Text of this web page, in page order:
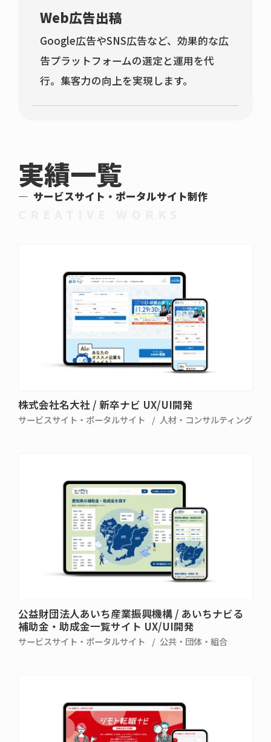
Web広告出稿
Google広告やSNS広告など、効果的な広
告プラットフォームの選定と運用を代
行。集客力の向上を実現します。
実績一覧
サービスサイト・ポータルサイト制作
株式会社名大社 / 新卒ナビ UX/UI開発
サービスサイト・ポータルサイト 人材・コンサルティング
公益財団法人あいち産業振興機構 / あいちナビる
補助金・助成金一覧サイト UX/UI開発
サービスサイト・ポータルサイト 公共・団体・組合